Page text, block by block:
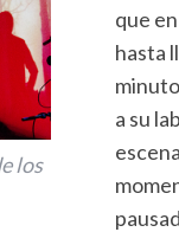
los
que
hasta
a su